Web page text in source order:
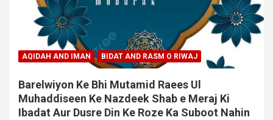
AQIDAH AND IMAN BIDAT AND RASM O RIWAJ
Barelwiyon Ke Bhi Mutamid Raees Ul
Muhaddiseen Ke Nazdeek Shab e Meraj Ki
Ibadat Aur Dusre Din Ke Roze Ka Suboot Nahin